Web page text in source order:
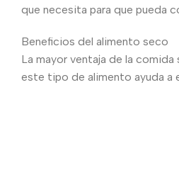
que necesita para que pueda
Beneficios del alimento seco
La mayor ventaja de la
este tipo de alimento ayuda a